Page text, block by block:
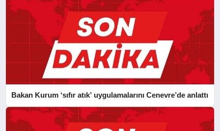
Bakan Kurum ‘sıfır atık’ uygulamalarını Cenevre’de anlattı